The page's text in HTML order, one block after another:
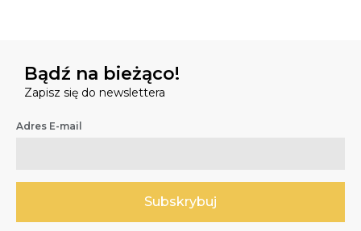
Bądź na bieżąco!
Zapisz się do newslettera
Adres E-mail